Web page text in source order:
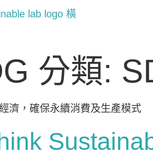
分類:
濟，確保永續消費及生產模式